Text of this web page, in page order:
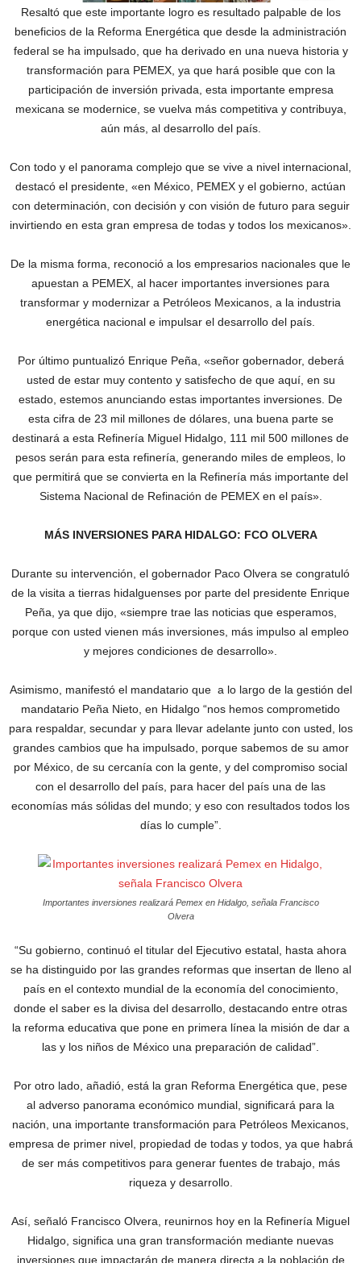
Resaltó que este importante logro es resultado palpable de los
beneficios de la Reforma Energética que desde la administración
federal se ha impulsado, que ha derivado en una nueva historia y
transformación para PEMEX, ya que hará posible que con la
participación de inversión privada, esta importante empresa
mexicana se modernice, se vuelva más competitiva y contribuya,
aún más, al desarrollo del país.
Con todo y el panorama complejo que se vive a nivel internacional,
destacó el presidente, «en México, PEMEX y el gobierno, actúan
con determinación, con decisión y con visión de futuro para seguir
invirtiendo en esta gran empresa de todas y todos los mexicanos».
De la misma forma, reconoció a los empresarios nacionales que le
apuestan a PEMEX, al hacer importantes inversiones para
transformar y modernizar a Petróleos Mexicanos, a la industria
energética nacional e impulsar el desarrollo del país.
Por último puntualizó Enrique Peña, «señor gobernador, deberá
usted de estar muy contento y satisfecho de que aquí, en su
estado, estemos anunciando estas importantes inversiones. De
esta cifra de 23 mil millones de dólares, una buena parte se
destinará a esta Refinería Miguel Hidalgo, 111 mil 500 millones de
pesos serán para esta refinería, generando miles de empleos, lo
que permitirá que se convierta en la Refinería más importante del
Sistema Nacional de Refinación de PEMEX en el país».
MÁS INVERSIONES PARA HIDALGO: FCO OLVERA
Durante su intervención, el gobernador Paco Olvera se congratuló
de la visita a tierras hidalguenses por parte del presidente Enrique
Peña, ya que dijo, «siempre trae las noticias que esperamos,
porque con usted vienen más inversiones, más impulso al empleo
y mejores condiciones de desarrollo».
Asimismo, manifestó el mandatario que a lo largo de la gestión del
mandatario Peña Nieto, en Hidalgo “nos hemos comprometido
para respaldar, secundar y para llevar adelante junto con usted, los
grandes cambios que ha impulsado, porque sabemos de su amor
por México, de su cercanía con la gente, y del compromiso social
con el desarrollo del país, para hacer del país una de las
economías más sólidas del mundo; y eso con resultados todos los
días lo cumple”.
Importantes inversiones realizará Pemex en Hidalgo, señala Francisco
Olvera
“Su gobierno, continuó el titular del Ejecutivo estatal, hasta ahora
se ha distinguido por las grandes reformas que insertan de lleno al
país en el contexto mundial de la economía del conocimiento,
donde el saber es la divisa del desarrollo, destacando entre otras
la reforma educativa que pone en primera línea la misión de dar a
las y los niños de México una preparación de calidad”.
Por otro lado, añadió, está la gran Reforma Energética que, pese
al adverso panorama económico mundial, significará para la
nación, una importante transformación para Petróleos Mexicanos,
empresa de primer nivel, propiedad de todas y todos, ya que habrá
de ser más competitivos para generar fuentes de trabajo, más
riqueza y desarrollo.
Así, señaló Francisco Olvera, reunirnos hoy en la Refinería Miguel
Hidalgo, significa una gran transformación mediante nuevas
inversiones que impactarán de manera directa a la población de